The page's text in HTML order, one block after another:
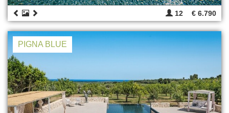
12 € 6.790
PIGNA BLUE